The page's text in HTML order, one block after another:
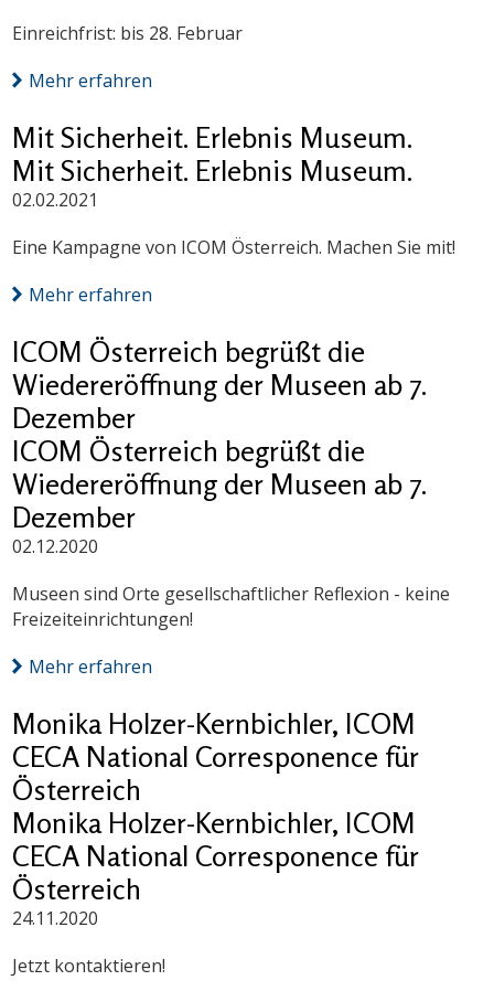
Einreichfrist: bis 28. Februar
Mehr erfahren
Mit Sicherheit. Erlebnis Museum.
Mit Sicherheit. Erlebnis Museum.
02.02.2021
Eine Kampagne von ICOM Österreich. Machen Sie mit!
Mehr erfahren
ICOM Österreich begrüßt die
Wiedereröffnung der Museen ab 7.
Dezember
ICOM Österreich begrüßt die
Wiedereröffnung der Museen ab 7.
Dezember
02.12.2020
Museen sind Orte gesellschaftlicher Reflexion - keine
Freizeiteinrichtungen!
Mehr erfahren
Monika Holzer-Kernbichler, ICOM
CECA National Corresponence für
Österreich
Monika Holzer-Kernbichler, ICOM
CECA National Corresponence für
Österreich
24.11.2020
Jetzt kontaktieren!